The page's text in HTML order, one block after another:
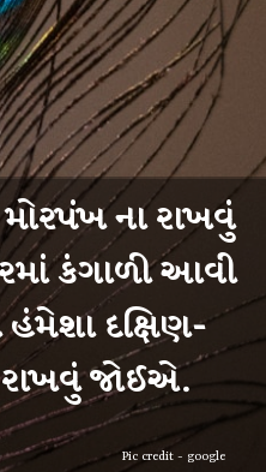
મોરપંખ ના રાખવું
કંગાળી આવી
દક્ષિણ-
રાખવું જોઈએ.
Pic credit - google